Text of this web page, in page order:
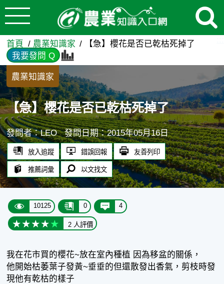
跳到主要內容
【急】櫻花是否已乾枯死掉
首頁 農業知識家
【急】櫻花是否已乾枯死掉了
我要發問 Q
農業知識家
【急】櫻花是否已乾枯死掉了
發問者：LEO 發問日期：2015年05月16日
放入追蹤 錯誤回報 友善列印
推薦詞彙 以文找文
10125 0 4
2 人評價
我在花市買的櫻花~放在室內種植 因為移盆的關係，
他開始枯萎葉子發黃~垂垂的但還散發出香氣，剪枝時發
現他有乾枯的樣子